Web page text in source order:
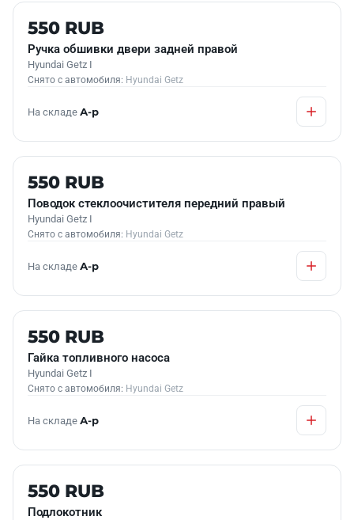
Б/У В НАЛИЧИИ
550 RUB
Ручка обшивки двери задней правой
Hyundai Getz I
Снято с автомобиля: Hyundai Getz
На складе А-р
Б/У В НАЛИЧИИ
550 RUB
Поводок стеклоочистителя передний правый
Hyundai Getz I
Снято с автомобиля: Hyundai Getz
На складе А-р
Б/У В НАЛИЧИИ
550 RUB
Гайка топливного насоса
Hyundai Getz I
Снято с автомобиля: Hyundai Getz
На складе А-р
Б/У В НАЛИЧИИ
550 RUB
Подлокотник